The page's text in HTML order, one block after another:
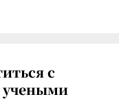
с
учеными